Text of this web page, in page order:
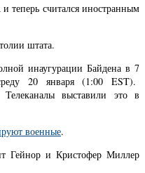
считался иностранным
штата.
инаугурации Байдена в 7
20 января (1:00 EST).
выставили это в
военные.
Гейнор и Кристофер Миллер